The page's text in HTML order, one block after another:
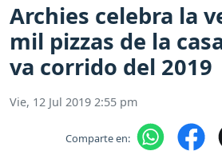
Archies celebra la
mil pizzas de la
va corrido del 2019
Vie, 12 Jul 2019 2:55 pm
Comparte en: